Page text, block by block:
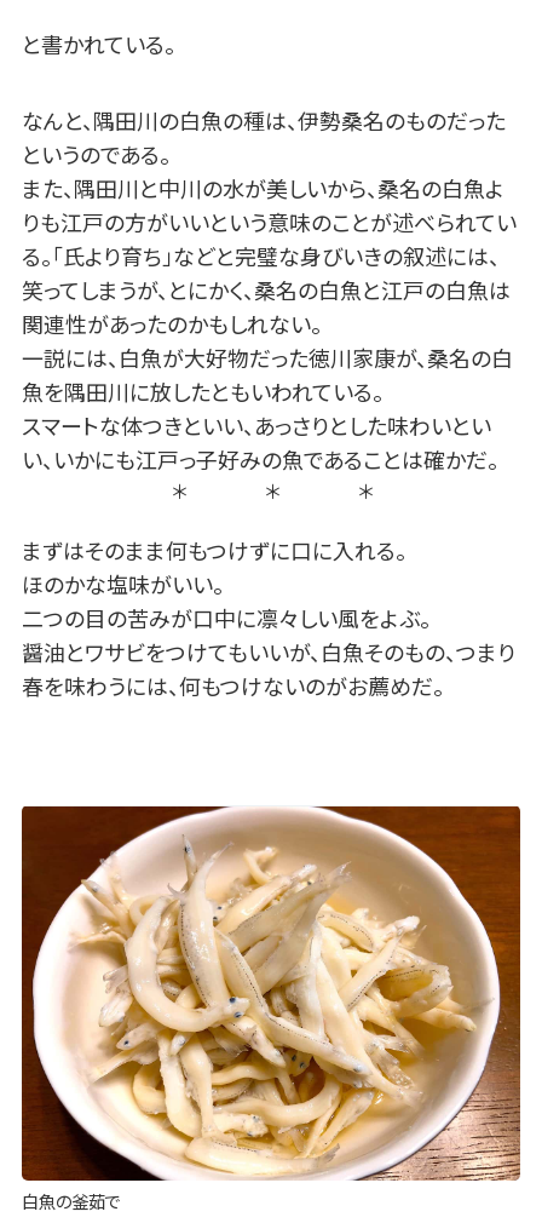
と書かれている。
なんと、隅田川の白魚の種は、伊勢桑名のものだった
というのである。
また、隅田川と中川の水が美しいから、桑名の白魚よ
りも江戸の方がいいという意味のことが述べられてい
る。「氏より育ち」などと完璧な身びいきの叙述には、
笑ってしまうが、とにかく、桑名の白魚と江戸の白魚は
関連性があったのかもしれない。
一説には、白魚が大好物だった徳川家康が、桑名の白
魚を隅田川に放したともいわれている。
スマートな体つきといい、あっさりとした味わいとい
い、いかにも江戸っ子好みの魚であることは確かだ。
＊ ＊ ＊
まずはそのまま何もつけずに口に入れる。
ほのかな塩味がいい。
二つの目の苦みが口中に凛々しい風をよぶ。
醤油とワサビをつけてもいいが、白魚そのもの、つまり
春を味わうには、何もつけないのがお薦めだ。
白魚の釜茹で